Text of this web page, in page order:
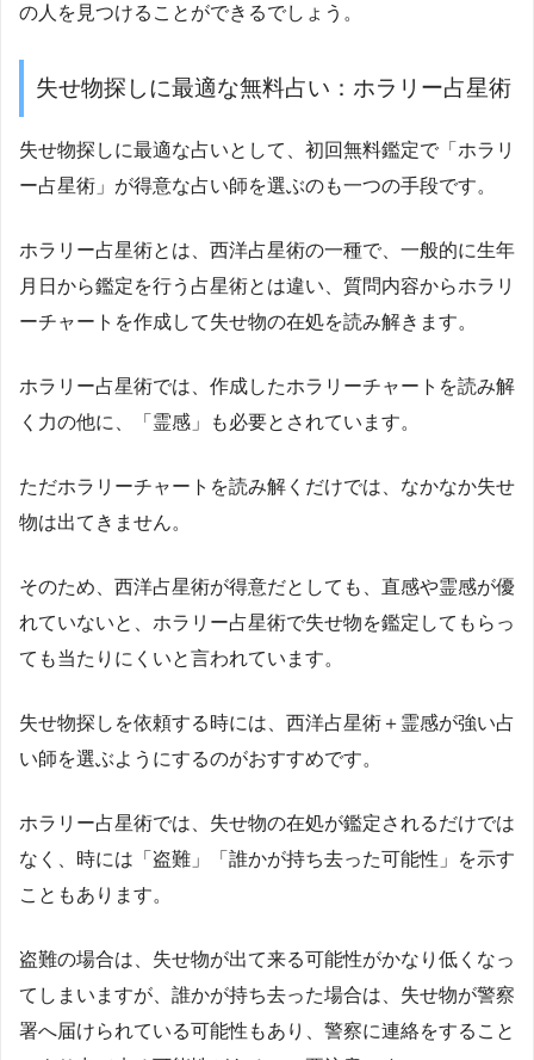
の人を見つけることができるでしょう。
失せ物探しに最適な無料占い：ホラリー占星術
失せ物探しに最適な占いとして、初回無料鑑定で「ホラリ
ー占星術」が得意な占い師を選ぶのも一つの手段です。
ホラリー占星術とは、西洋占星術の一種で、一般的に生年
月日から鑑定を行う占星術とは違い、質問内容からホラリ
ーチャートを作成して失せ物の在処を読み解きます。
ホラリー占星術では、作成したホラリーチャートを読み解
く力の他に、「霊感」も必要とされています。
ただホラリーチャートを読み解くだけでは、なかなか失せ
物は出てきません。
そのため、西洋占星術が得意だとしても、直感や霊感が優
れていないと、ホラリー占星術で失せ物を鑑定してもらっ
ても当たりにくいと言われています。
失せ物探しを依頼する時には、西洋占星術＋霊感が強い占
い師を選ぶようにするのがおすすめです。
ホラリー占星術では、失せ物の在処が鑑定されるだけでは
なく、時には「盗難」「誰かが持ち去った可能性」を示す
こともあります。
盗難の場合は、失せ物が出て来る可能性がかなり低くなっ
てしまいますが、誰かが持ち去った場合は、失せ物が警察
署へ届けられている可能性もあり、警察に連絡をすること